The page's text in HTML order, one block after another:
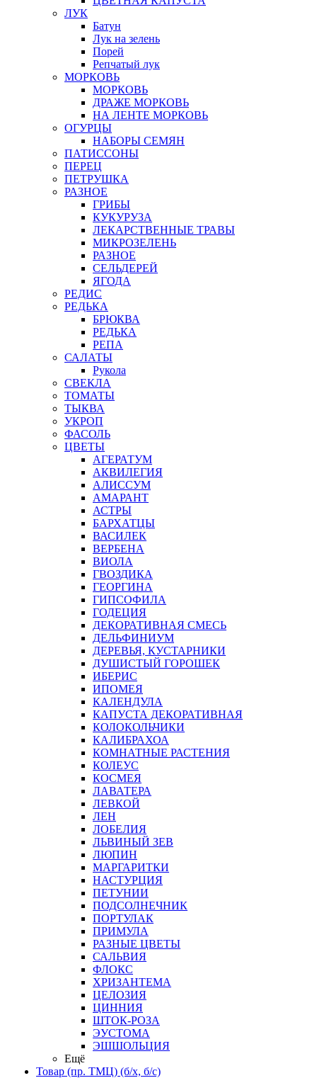
ЛУК
Батун
Лук на зелень
Порей
Репчатый лук
МОРКОВЬ
МОРКОВЬ
ДРАЖЕ МОРКОВЬ
НА ЛЕНТЕ МОРКОВЬ
ОГУРЦЫ
НАБОРЫ СЕМЯН
ПАТИССОНЫ
ПЕРЕЦ
ПЕТРУШКА
РАЗНОЕ
ГРИБЫ
КУКУРУЗА
ЛЕКАРСТВЕННЫЕ ТРАВЫ
МИКРОЗЕЛЕНЬ
РАЗНОЕ
СЕЛЬДЕРЕЙ
ЯГОДА
РЕДИС
РЕДЬКА
БРЮКВА
РЕДЬКА
РЕПА
САЛАТЫ
Рукола
СВЕКЛА
ТОМАТЫ
ТЫКВА
УКРОП
ФАСОЛЬ
ЦВЕТЫ
АГЕРАТУМ
АКВИЛЕГИЯ
АЛИССУМ
АМАРАНТ
АСТРЫ
БАРХАТЦЫ
ВАСИЛЕК
ВЕРБЕНА
ВИОЛА
ГВОЗДИКА
ГЕОРГИНА
ГИПСОФИЛА
ГОДЕЦИЯ
ДЕКОРАТИВНАЯ СМЕСЬ
ДЕЛЬФИНИУМ
ДЕРЕВЬЯ, КУСТАРНИКИ
ДУШИСТЫЙ ГОРОШЕК
ИБЕРИС
ИПОМЕЯ
КАЛЕНДУЛА
КАПУСТА ДЕКОРАТИВНАЯ
КОЛОКОЛЬЧИКИ
КАЛИБРАХОА
КОМНАТНЫЕ РАСТЕНИЯ
КОЛЕУС
КОСМЕЯ
ЛАВАТЕРА
ЛЕВКОЙ
ЛЕН
ЛОБЕЛИЯ
ЛЬВИНЫЙ ЗЕВ
ЛЮПИН
МАРГАРИТКИ
НАСТУРЦИЯ
ПЕТУНИИ
ПОДСОЛНЕЧНИК
ПОРТУЛАК
ПРИМУЛА
РАЗНЫЕ ЦВЕТЫ
САЛЬВИЯ
ФЛОКС
ХРИЗАНТЕМА
ЦЕЛОЗИЯ
ЦИННИЯ
ШТОК-РОЗА
ЭУСТОМА
ЭШШОЛЬЦИЯ
Ещё
Товар (пр. ТМЦ) (б/х, б/с)